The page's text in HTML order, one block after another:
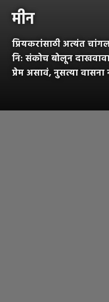
मीन
प्रियकरांसाठी अत्यंत
नि: संकोच बोलून
प्रेम असावं, नुसत्या वासना